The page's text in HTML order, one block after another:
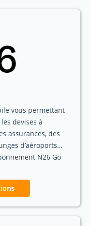
vous permettant
devises à
assurances, des
d’aéroports…
N26 Go